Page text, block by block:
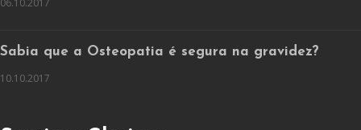
06.10.2017
Sabia que a Osteopatia é segura na gravidez?
10.10.2017